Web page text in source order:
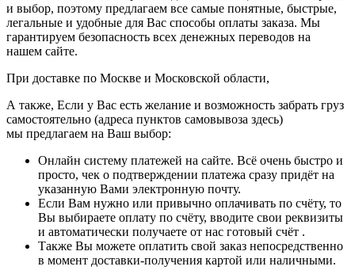
и выбор, поэтому предлагаем все самые понятные, быстрые,
легальные и удобные для Вас способы оплаты заказа. Мы
гарантируем безопасность всех денежных переводов на
нашем сайте.
При доставке по Москве и Московской области,
А также, Если у Вас есть желание и возможность забрать груз
самостоятельно (адреса пунктов самовывоза здесь)
мы предлагаем на Ваш выбор:
Онлайн систему платежей на сайте. Всё очень быстро и
просто, чек о подтверждении платежа сразу придёт на
указанную Вами электронную почту.
Если Вам нужно или привычно оплачивать по счёту, то
Вы выбираете оплату по счёту, вводите свои реквизиты
и автоматически получаете от нас готовый счёт .
Также Вы можете оплатить свой заказ непосредственно
в момент доставки-получения картой или наличными.